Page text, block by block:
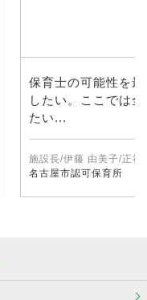
保育士の可能性を
したい。ここでは
たい...
施設長/伊藤 由美子/正社
名古屋市認可保育所